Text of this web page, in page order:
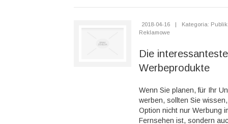
2018-04-16 |
Kategoria:
Reklamowe
Die
Werbeprodukte
Wenn Sie planen, für Ihr
werben, sollten Sie
Option nicht nur Werbung
Fernsehen ist, sondern